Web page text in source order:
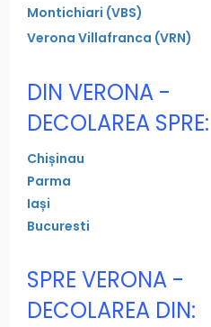
Montichiari (VBS)
Verona Villafranca (VRN)
DIN VERONA -
DECOLAREA SPRE:
Chișinau
Parma
Iași
Bucuresti
SPRE VERONA -
DECOLAREA DIN: